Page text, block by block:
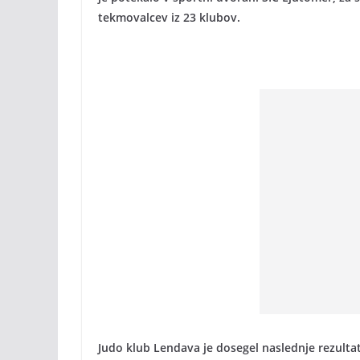
tekmovalcev iz 23 klubov.
Judo klub Lendava je dosegel naslednje